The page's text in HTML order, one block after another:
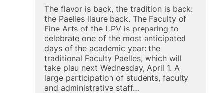
The flavor is back, the tradition is back:
the Paelles llaure back. The Faculty of
Fine Arts of the UPV is preparing to
celebrate one of the most anticipated
days of the academic year: the
traditional Faculty Paelles, which will
take plau next Wednesday, April 1. A
large participation of students, faculty
and administrative staff…